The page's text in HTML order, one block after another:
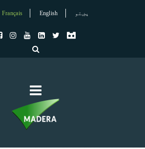
Français English پښتو